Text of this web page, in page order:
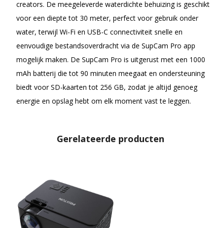
creators. De meegeleverde waterdichte behuizing is geschikt
voor een diepte tot 30 meter, perfect voor gebruik onder
water, terwijl Wi-Fi en USB-C connectiviteit snelle en
eenvoudige bestandsoverdracht via de SupCam Pro app
mogelijk maken. De SupCam Pro is uitgerust met een 1000
mAh batterij die tot 90 minuten meegaat en ondersteuning
biedt voor SD-kaarten tot 256 GB, zodat je altijd genoeg
energie en opslag hebt om elk moment vast te leggen.
Gerelateerde producten